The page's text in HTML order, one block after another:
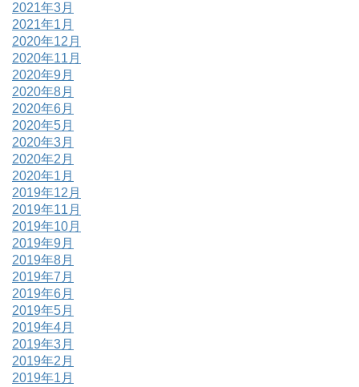
2021年3月
2021年1月
2020年12月
2020年11月
2020年9月
2020年8月
2020年6月
2020年5月
2020年3月
2020年2月
2020年1月
2019年12月
2019年11月
2019年10月
2019年9月
2019年8月
2019年7月
2019年6月
2019年5月
2019年4月
2019年3月
2019年2月
2019年1月